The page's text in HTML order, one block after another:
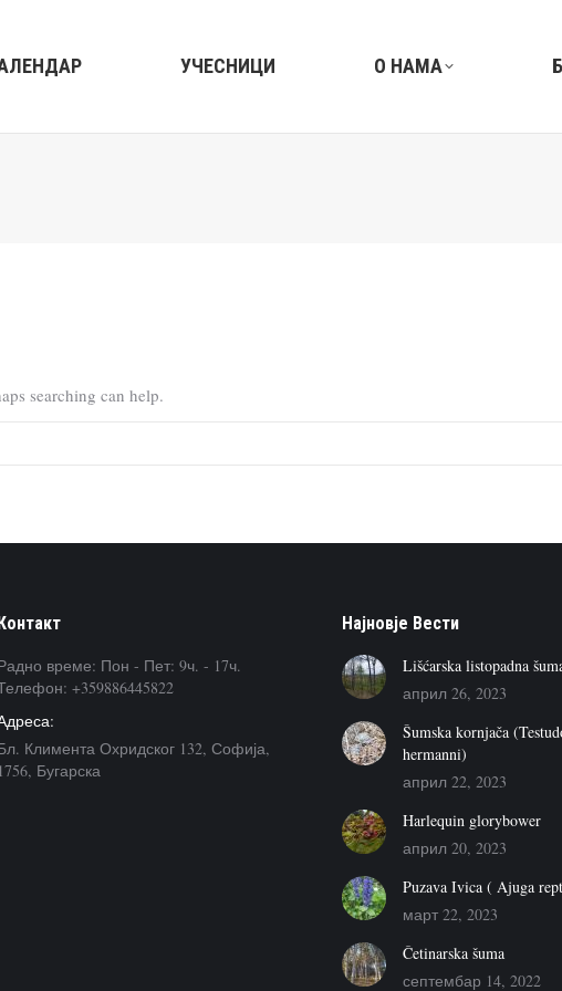
УЧЕСНИЦИ О НАМА
searching can help.
време: Пон - Пет: 9ч. - 17ч.
+359886445822
Климента Охридског 132, Софија,
1756, Бугарска
Наjновje Вести
Lišćarska listopadna
април 26, 2023
Šumska kornjača
hermanni)
април 22, 2023
Harlequin glorybower
април 20, 2023
Puzava Ivica ( Ajuga
март 22, 2023
Četinarska šuma
септембар 14, 2022